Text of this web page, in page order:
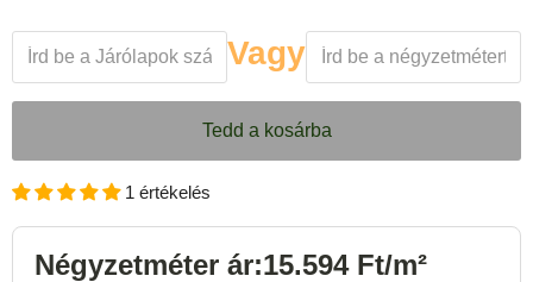
Vagy
Tedd a kosárba
1 értékelés
Négyzetméter ár:15.594 Ft/m²